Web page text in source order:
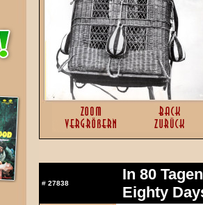
# 27838
In 80
Eighty